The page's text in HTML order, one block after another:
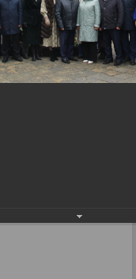
Новости
›
области